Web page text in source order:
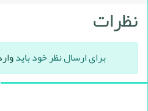
نظرات
برای ارسال نظر خود باید